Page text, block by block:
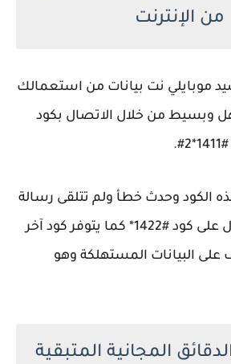
من الإنترنت
موبايلي نت بيانات من استعمالك
وبسيط من خلال الاتصال بكود
الكود وحدث خطأ ولم تتلقى رسالة
نصية فيجب الاتصال على كود #1422* كما يتوفر كود آخر
البيانات المستهلكة وهو
المجانية المتبقية